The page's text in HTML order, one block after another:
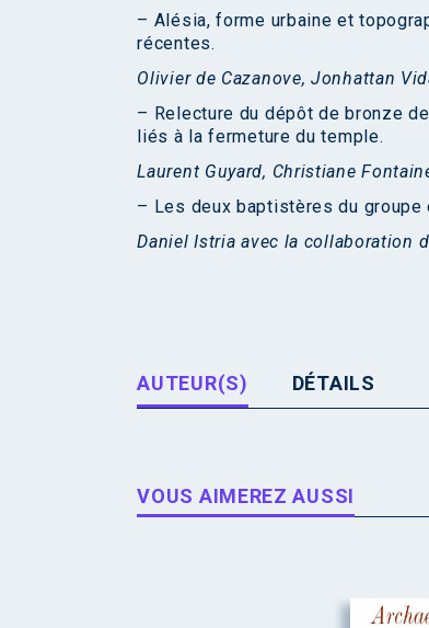
– Alésia, forme urbaine et
récentes.
Olivier de Cazanove, Jonhattan
– Relecture du dépôt de bronze
liés à la fermeture du temple.
Laurent Guyard, Christiane
– Les deux baptistères du groupe
Daniel Istria avec la collaboration
AUTEUR(S) DÉTAILS
VOUS AIMEREZ AUSSI